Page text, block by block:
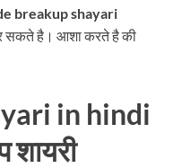
breakup shayari
सकते है। आशा करते है की
in hindi